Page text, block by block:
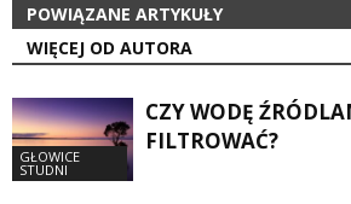
POWIĄZANE ARTYKUŁY
WIĘCEJ OD AUTORA
GŁOWICE
STUDNI
CZY WODĘ
FILTROWAĆ?